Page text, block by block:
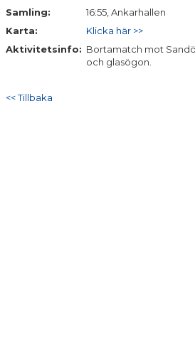
DOKUMENT
Samling:
16:55, Ankarhallen
Karta:
Klicka här >>
Aktivitetsinfo: Bortamatch mot
och glasögon.
<< Tillbaka